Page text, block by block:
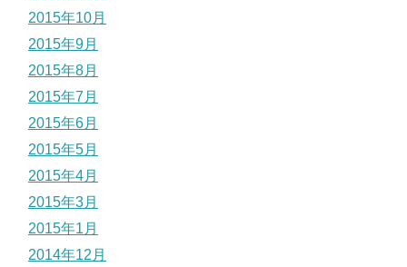
2015年10月
2015年9月
2015年8月
2015年7月
2015年6月
2015年5月
2015年4月
2015年3月
2015年1月
2014年12月